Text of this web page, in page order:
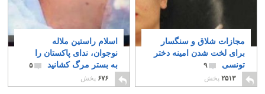
مجازات شلاق و سنگسار
برای لخت شدن امینه دختر
تونسی
۹
۲۵۱۳ پخش
اسلام راستین ملاله
نوجوان، ندای پاکستان را
به بستر مرگ کشانید
۵
۶۷۶ پخش